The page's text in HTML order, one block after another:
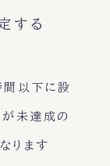
する
間以下に設
未達成の
ります